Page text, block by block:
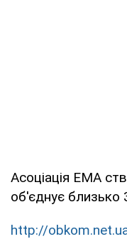
Асоціація ЕМА
об'єднує близько
http://